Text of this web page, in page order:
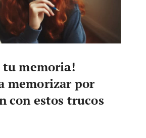
tu memoria!
memorizar por
con estos trucos